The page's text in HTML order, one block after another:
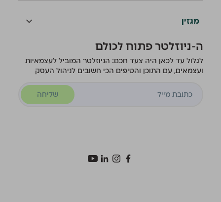
מגזין
ה-ניוזלטר פתוח לכולם
לגלול עד לכאן היה צעד חכם: הניוזלטר המוביל לעצמאיות
ועצמאים, עם התוכן והטיפים הכי חשובים לניהול העסק
שליחה